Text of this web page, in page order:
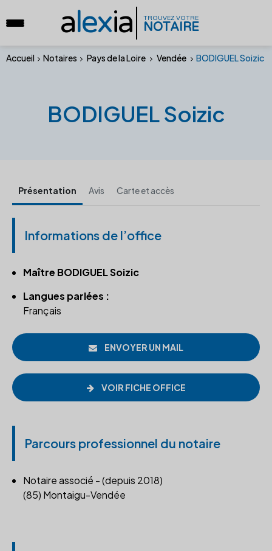
alexia TROUVEZ VOTRE
NOTAIRE
Accueil Notaires Pays de la Loire Vendée BODIGUEL Soizic
BODIGUEL Soizic
Présentation Avis Carte et accès
Informations de l’office
Maître BODIGUEL Soizic
Langues parlées :
Français
ENVOYER UN MAIL
VOIR FICHE OFFICE
Parcours professionnel du notaire
Notaire associé - (depuis 2018)
(85) Montaigu-Vendée